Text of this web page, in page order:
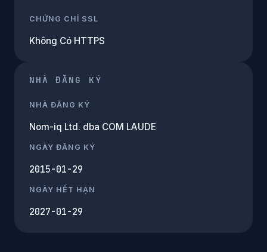
CHỨNG CHỈ SSL
Không Có HTTPS
NHÀ ĐĂNG KÝ
NHÀ ĐĂNG KÝ
Nom-iq Ltd. dba COM LAUDE
NGÀY ĐĂNG KÝ
2015-01-29
NGÀY HẾT HẠN
2027-01-29